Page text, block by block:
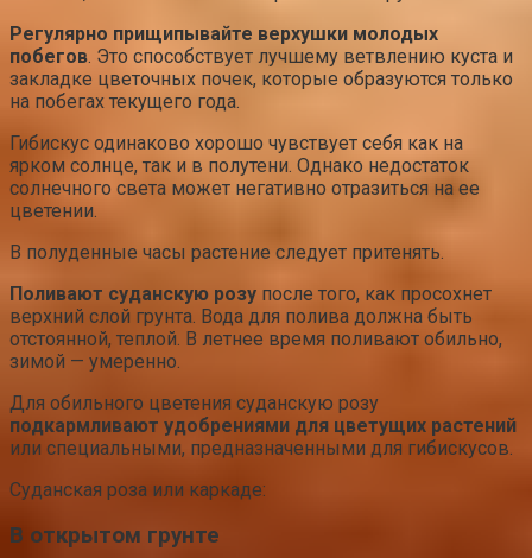
Регулярно прищипывайте верхушки молодых
побегов. Это способствует лучшему ветвлению куста и
закладке цветочных почек, которые образуются только
на побегах текущего года.
Гибискус одинаково хорошо чувствует себя как на
ярком солнце, так и в полутени. Однако недостаток
солнечного света может негативно отразиться на ее
цветении.
В полуденные часы растение следует притенять.
Поливают суданскую розу после того, как просохнет
верхний слой грунта. Вода для полива должна быть
отстоянной, теплой. В летнее время поливают обильно,
зимой — умеренно.
Для обильного цветения суданскую розу
подкармливают удобрениями для цветущих растений
или специальными, предназначенными для гибискусов.
Суданская роза или каркаде:
В открытом грунте